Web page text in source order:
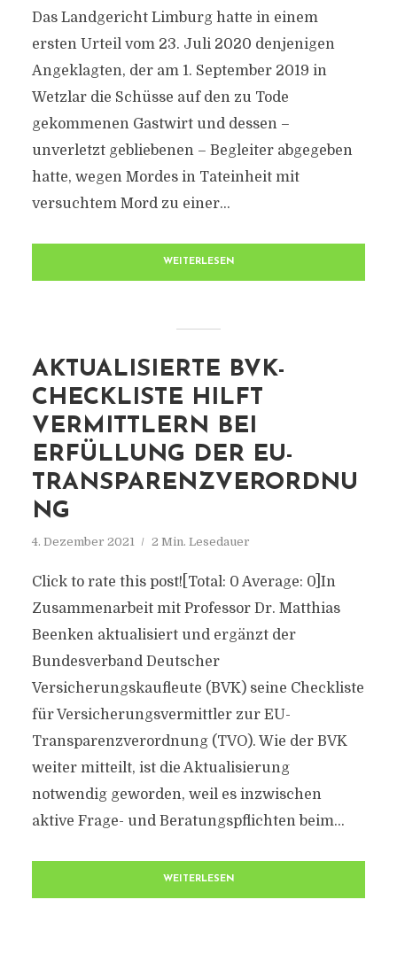
Das Landgericht Limburg hatte in einem
ersten Urteil vom 23. Juli 2020 denjenigen
Angeklagten, der am 1. September 2019 in
Wetzlar die Schüsse auf den zu Tode
gekommenen Gastwirt und dessen –
unverletzt gebliebenen – Begleiter abgegeben
hatte, wegen Mordes in Tateinheit mit
versuchtem Mord zu einer...
WEITERLESEN
AKTUALISIERTE BVK-
CHECKLISTE HILFT
VERMITTLERN BEI
ERFÜLLUNG DER EU-
TRANSPARENZVERORDNU
NG
4. Dezember 2021 2 Min. Lesedauer
Click to rate this post![Total: 0 Average: 0]In
Zusammenarbeit mit Professor Dr. Matthias
Beenken aktualisiert und ergänzt der
Bundesverband Deutscher
Versicherungskaufleute (BVK) seine Checkliste
für Versicherungsvermittler zur EU-
Transparenzverordnung (TVO). Wie der BVK
weiter mitteilt, ist die Aktualisierung
notwendig geworden, weil es inzwischen
aktive Frage- und Beratungspflichten beim...
WEITERLESEN